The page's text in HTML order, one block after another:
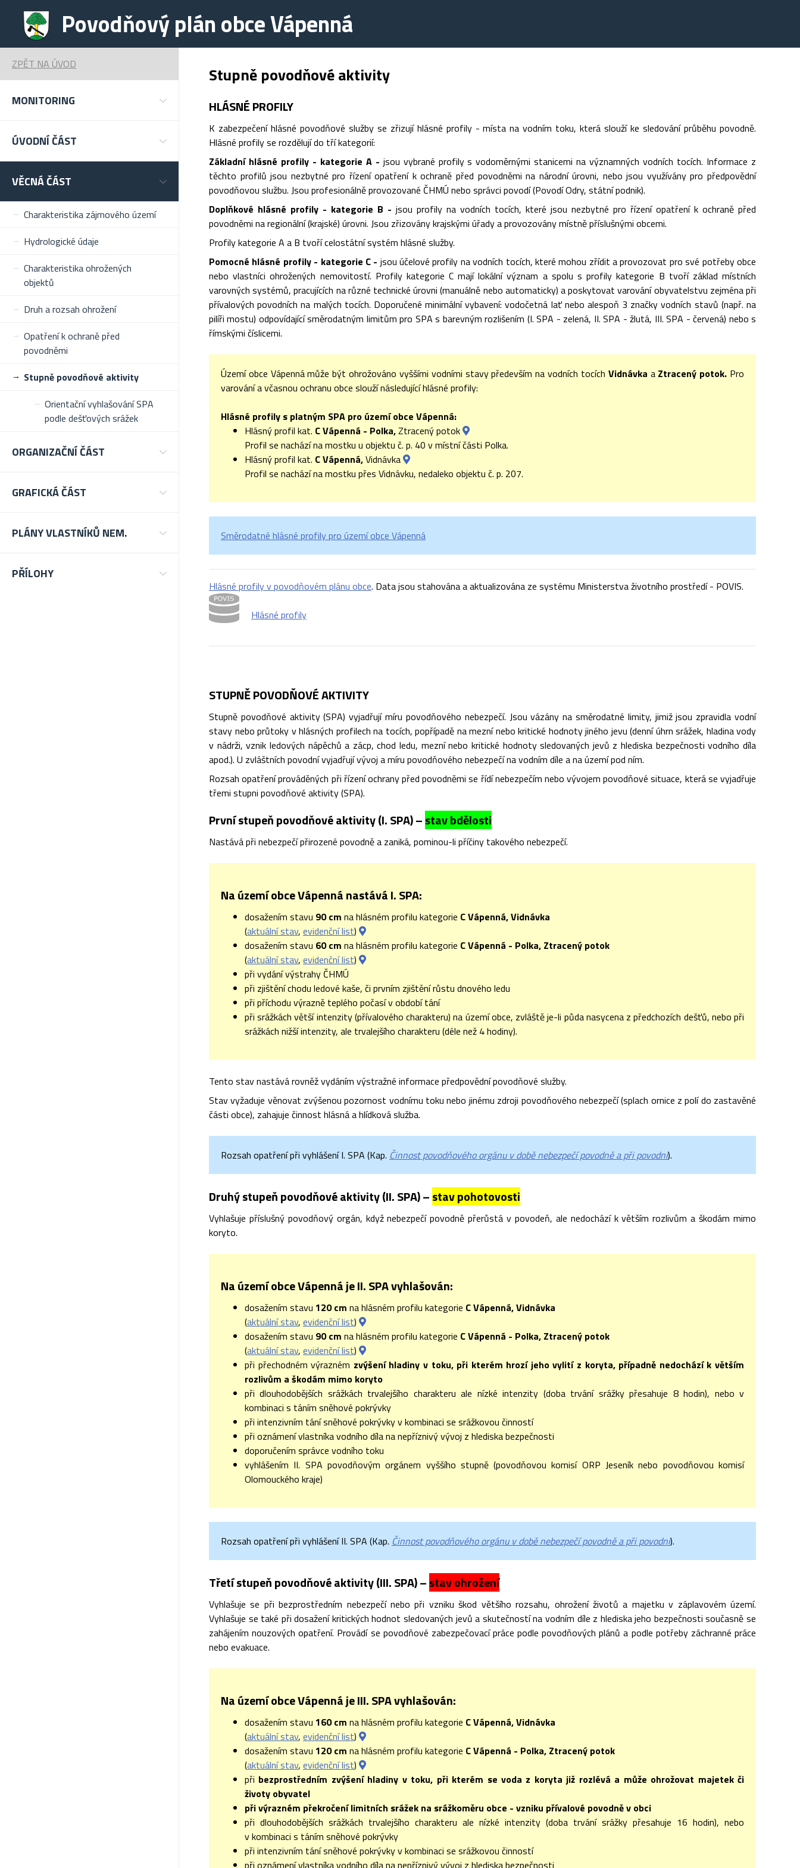
Povodňový plán obce Vápenná
ZPĚT NA ÚVOD
MONITORING
ÚVODNÍ ČÁST
VĚCNÁ ČÁST
Charakteristika zájmového území
Hydrologické údaje
Charakteristika ohrožených
objektů
Druh a rozsah ohrožení
Opatření k ochraně před
povodněmi
Stupně povodňové aktivity
Orientační vyhlašování SPA
podle dešťových srážek
ORGANIZAČNÍ ČÁST
GRAFICKÁ ČÁST
PLÁNY VLASTNÍKŮ NEM.
PŘÍLOHY
Stupně povodňové aktivity
HLÁSNÉ PROFILY
K zabezpečení hlásné povodňové služby se zřizují hlásné profily - místa na vodním toku, která slouží ke sledování průběhu povodně.
Hlásné profily se rozdělují do tří kategorií:
Základní hlásné profily - kategorie A - jsou vybrané profily s vodoměrnými stanicemi na významných vodních tocích. Informace z
těchto profilů jsou nezbytné pro řízení opatření k ochraně před povodněmi na národní úrovni, nebo jsou využívány pro předpovědní
povodňovou službu. Jsou profesionálně provozované ČHMÚ nebo správci povodí (Povodí Odry, státní podnik).
Doplňkové hlásné profily - kategorie B - jsou profily na vodních tocích, které jsou nezbytné pro řízení opatření k ochraně před
povodněmi na regionální (krajské) úrovni. Jsou zřizovány krajskými úřady a provozovány místně příslušnými obcemi.
Profily kategorie A a B tvoří celostátní systém hlásné služby.
Pomocné hlásné profily - kategorie C - jsou účelové profily na vodních tocích, které mohou zřídit a provozovat pro své potřeby obce
nebo vlastníci ohrožených nemovitostí. Profily kategorie C mají lokální význam a spolu s profily kategorie B tvoří základ místních
varovných systémů, pracujících na různé technické úrovni (manuálně nebo automaticky) a poskytovat varování obyvatelstvu zejména při
přívalových povodních na malých tocích. Doporučené minimální vybavení: vodočetná lať nebo alespoň 3 značky vodních stavů (např. na
pilíři mostu) odpovídající směrodatným limitům pro SPA s barevným rozlišením (I. SPA - zelená, II. SPA - žlutá, III. SPA - červená) nebo s
římskými číslicemi.
Území obce Vápenná může být ohrožováno vyššími vodními stavy především na vodních tocích Vidnávka a Ztracený potok. Pro
varování a včasnou ochranu obce slouží následující hlásné profily:
Hlásné profily s platným SPA pro území obce Vápenná:
Hlásný profil kat. C Vápenná - Polka,Ztracený potok
Profil se nachází na mostku u objektu č. p. 40 v místní části Polka.
Hlásný profil kat. C Vápenná,Vidnávka
Profil se nachází na mostku přes Vidnávku, nedaleko objektu č. p. 207.
Směrodatné hlásné profily pro území obce Vápenná
Hlásné profily v povodňovém plánu obce. Data jsou stahována a aktualizována ze systému Ministerstva životního prostředí - POVIS.
Hlásné profily
STUPNĚ POVODŇOVÉ AKTIVITY
Stupně povodňové aktivity (SPA) vyjadřují míru povodňového nebezpečí. Jsou vázány na směrodatné limity, jimiž jsou zpravidla vodní
stavy nebo průtoky v hlásných profilech na tocích, popřípadě na mezní nebo kritické hodnoty jiného jevu (denní úhrn srážek, hladina vody
v nádrži, vznik ledových nápěchů a zácp, chod ledu, mezní nebo kritické hodnoty sledovaných jevů z hlediska bezpečnosti vodního díla
apod.). U zvláštních povodní vyjadřují vývoj a míru povodňového nebezpečí na vodním díle a na území pod ním.
Rozsah opatření prováděných při řízení ochrany před povodněmi se řídí nebezpečím nebo vývojem povodňové situace, která se vyjadřuje
třemi stupni povodňové aktivity (SPA).
První stupeň povodňové aktivity (I. SPA) –stav bdělosti
Nastává při nebezpečí přirozené povodně a zaniká, pominou-li příčiny takového nebezpečí.
Na území obce Vápenná nastává I. SPA:
dosažením stavu 90 cm na hlásném profilu kategorie C Vápenná, Vidnávka
(aktuální stav, evidenční list)
dosažením stavu 60 cm na hlásném profilu kategorie C Vápenná - Polka, Ztracený potok
(aktuální stav, evidenční list)
při vydání výstrahy ČHMÚ
při zjištění chodu ledové kaše, či prvním zjištění růstu dnového ledu
při příchodu výrazně teplého počasí v období tání
při srážkách větší intenzity (přívalového charakteru) na území obce, zvláště je-li půda nasycena z předchozích dešťů, nebo při
srážkách nižší intenzity, ale trvalejšího charakteru (déle než 4 hodiny).
Tento stav nastává rovněž vydáním výstražné informace předpovědní povodňové služby.
Stav vyžaduje věnovat zvýšenou pozornost vodnímu toku nebo jinému zdroji povodňového nebezpečí (splach ornice z polí do zastavěné
části obce), zahajuje činnost hlásná a hlídková služba.
Rozsah opatření při vyhlášení I. SPA (Kap. Činnost povodňového orgánu v době nebezpečí povodně a při povodni).
Druhý stupeň povodňové aktivity (II. SPA) –stav pohotovosti
Vyhlašuje příslušný povodňový orgán, když nebezpečí povodně přerůstá v povodeň, ale nedochází k větším rozlivům a škodám mimo
koryto.
Na území obce Vápenná je II. SPA vyhlašován:
dosažením stavu 120 cm na hlásném profilu kategorie C Vápenná, Vidnávka
(aktuální stav, evidenční list)
dosažením stavu 90 cm na hlásném profilu kategorie C Vápenná - Polka, Ztracený potok
(aktuální stav, evidenční list)
při přechodném výrazném zvýšení hladiny v toku, při kterém hrozí jeho vylití z koryta, případně nedochází k větším
rozlivům a škodám mimo koryto
při dlouhodobějších srážkách trvalejšího charakteru ale nízké intenzity (doba trvání srážky přesahuje 8 hodin), nebo v
kombinaci s táním sněhové pokrývky
při intenzivním tání sněhové pokrývky v kombinaci se srážkovou činností
při oznámení vlastníka vodního díla na nepříznivý vývoj z hlediska bezpečnosti
doporučením správce vodního toku
vyhlášením II. SPA povodňovým orgánem vyššího stupně (povodňovou komisí ORP Jeseník nebo povodňovou komisí
Olomouckého kraje)
Rozsah opatření při vyhlášení II. SPA (Kap. Činnost povodňového orgánu v době nebezpečí povodně a při povodni).
Třetí stupeň povodňové aktivity (III. SPA) –stav ohrožení
Vyhlašuje se při bezprostředním nebezpečí nebo při vzniku škod většího rozsahu, ohrožení životů a majetku v záplavovém území.
Vyhlašuje se také při dosažení kritických hodnot sledovaných jevů a skutečností na vodním díle z hlediska jeho bezpečnosti současně se
zahájením nouzových opatření. Provádí se povodňové zabezpečovací práce podle povodňových plánů a podle potřeby záchranné práce
nebo evakuace.
Na území obce Vápenná je III. SPA vyhlašován:
dosažením stavu 160 cm na hlásném profilu kategorie C Vápenná, Vidnávka
(aktuální stav, evidenční list)
dosažením stavu 120 cm na hlásném profilu kategorie C Vápenná - Polka, Ztracený potok
(aktuální stav, evidenční list)
při bezprostředním zvýšení hladiny v toku, při kterém se voda z koryta již rozlévá a může ohrožovat majetek či
životy obyvatel
při výrazném překročení limitních srážek na srážkoměru obce - vzniku přívalové povodně v obci
při dlouhodobějších srážkách trvalejšího charakteru ale nízké intenzity (doba trvání srážky přesahuje 16 hodin), nebo
v kombinaci s táním sněhové pokrývky
při intenzivním tání sněhové pokrývky v kombinaci se srážkovou činností
při oznámení vlastníka vodního díla na nepříznivý vývoj z hlediska bezpečnosti